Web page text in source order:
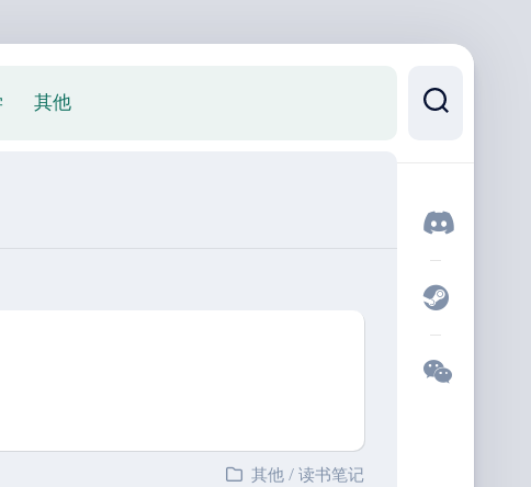
其他
其他 / 读书笔记